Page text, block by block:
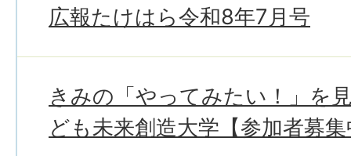
広報たけはら令和8年7月号
きみの「やってみたい！」を
ども未来創造大学【参加者募